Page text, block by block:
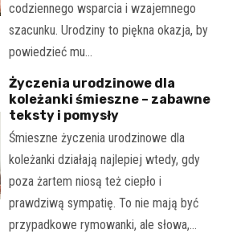
codziennego wsparcia i wzajemnego
szacunku. Urodziny to piękna okazja, by
powiedzieć mu…
Życzenia urodzinowe dla
koleżanki śmieszne – zabawne
teksty i pomysły
Śmieszne życzenia urodzinowe dla
koleżanki działają najlepiej wtedy, gdy
poza żartem niosą też ciepło i
prawdziwą sympatię. To nie mają być
przypadkowe rymowanki, ale słowa,…